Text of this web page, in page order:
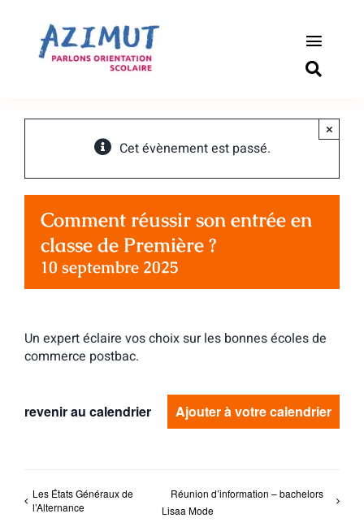
contenu
Toggle
Outils
Qui
Cet évènement est passé.
×
Comment réussir son entrée en
classe de Première ?
10 septembre 2025
Un expert éclaire vos choix sur les bonnes écoles de
commerce postbac.
revenir au calendrier Ajouter à votre calendrier
Les États Généraux de
l’Alternance
Réunion d’information – bachelors
Lisaa Mode